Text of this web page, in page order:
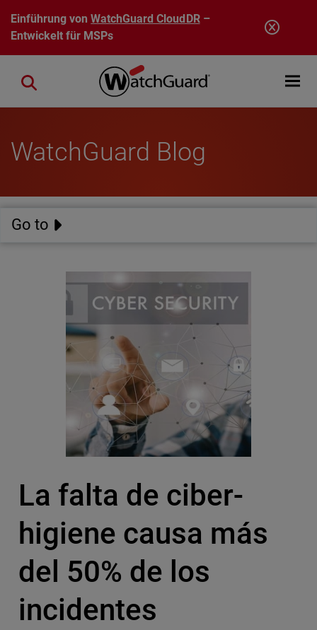
Direkt zum Inhalt
Einführung vonWatchGuard CloudDR–
Entwickelt für MSPs
Open
Close search
WatchGuard Blog
Go to
La falta de ciber-
higiene causa más
del 50% de los
incidentes